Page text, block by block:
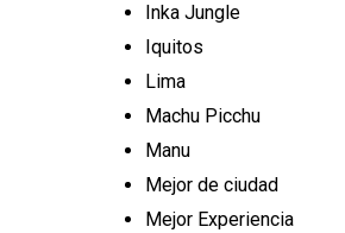
Inka Jungle
Iquitos
Lima
Machu Picchu
Manu
Mejor de ciudad
Mejor Experiencia